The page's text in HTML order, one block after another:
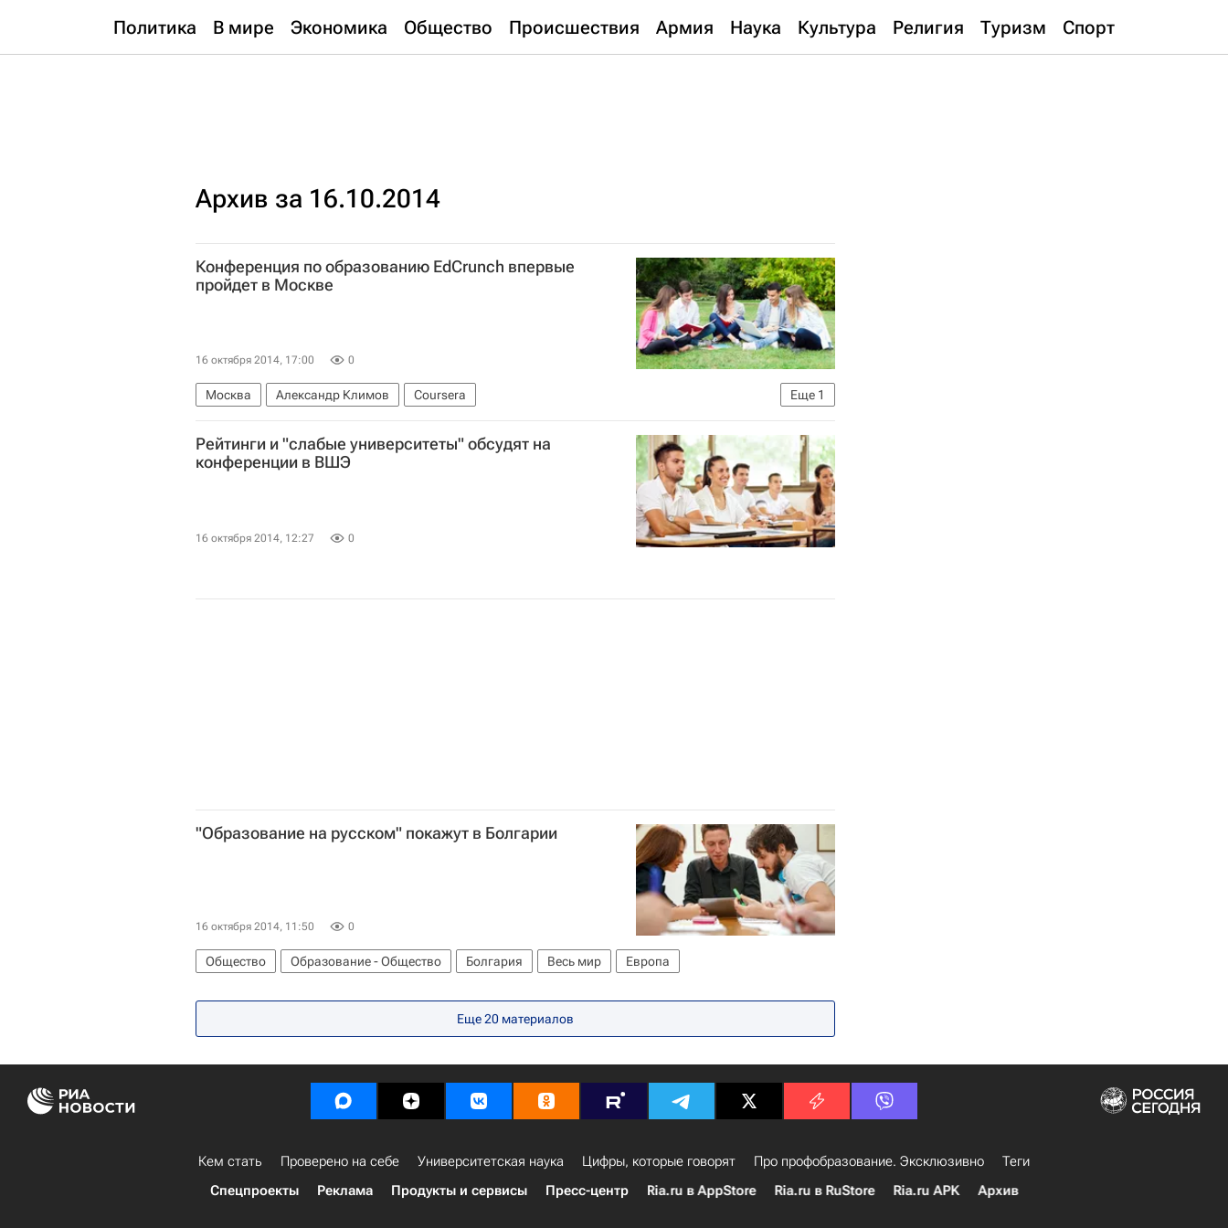
Политика В мире Экономика Общество Происшествия Армия Наука Культура Религия Туризм Спорт
Архив за 16.10.2014
Конференция по образованию EdCrunch впервые
пройдет в Москве
16 октября 2014, 17:00 0
Еще 1
Москва Александр Климов
Coursera
Министерство науки и высшего образования РФ (Минобрнауки России)
Рейтинги и "слабые университеты" обсудят на
конференции в ВШЭ
16 октября 2014, 12:27 0
"Образование на русском" покажут в Болгарии
16 октября 2014, 11:50 0
Общество Образование - Общество Болгария Весь мир Европа
Еще 20 материалов
Кем стать Проверено на себе Университетская наука Цифры, которые говорят Про профобразование. Эксклюзивно
Теги
Спецпроекты
Реклама Продукты и сервисы Пресс-центр Ria.ru в AppStore Ria.ru в RuStore Ria.ru APK Архив